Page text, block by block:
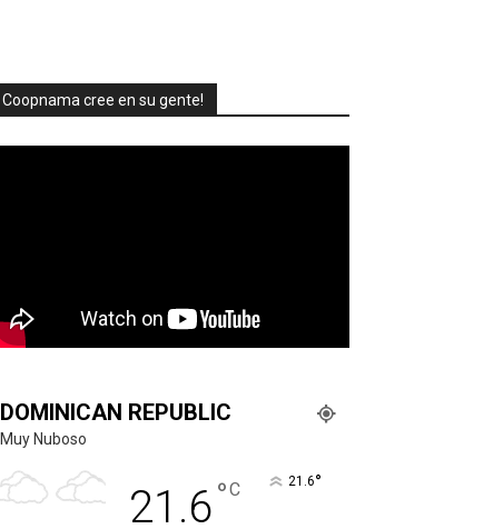
Coopnama cree en su gente!
DOMINICAN REPUBLIC
Muy Nuboso
21.6°C 21.6°